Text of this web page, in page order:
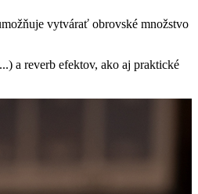
vytvárať obrovské množstvo
a reverb efektov, ako aj praktické